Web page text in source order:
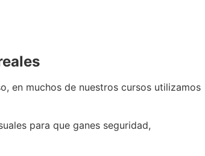
en muchos de nuestros cursos utilizamos
para que ganes seguridad,